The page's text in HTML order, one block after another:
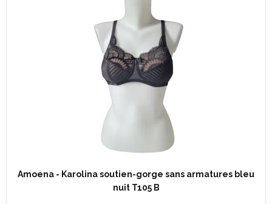
Amoena - Karolina soutien-gorge sans armatures bleu
nuit T105 B